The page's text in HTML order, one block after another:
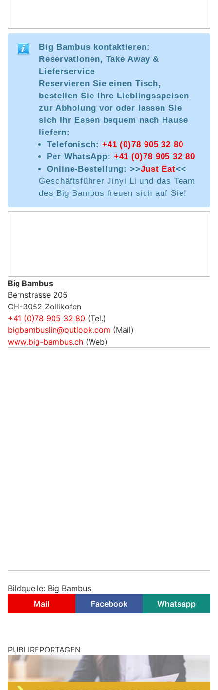
Big Bambus kontaktieren:
Reservationen, Take Away &
Lieferservice
Reservieren Sie einen Tisch,
bestellen Sie Ihre Lieblingsspeisen
zur Abholung vor oder lassen Sie
sich Ihr Essen bequem nach Hause
liefern:
Telefonisch: +41 (0)78 905 32 80
Per WhatsApp: +41 (0)78 905 32 80
Online-Bestellung: >>Just Eat<<
Geschäftsführer Jinyi Li und das Team
des Big Bambus freuen sich auf Sie!
Big Bambus
Bernstrasse 205
CH-3052 Zollikofen
+41 (0)78 905 32 80 (Tel.)
bigbambuslin@outlook.com (Mail)
www.big-bambus.ch (Web)
Bildquelle: Big Bambus
Mail
Facebook Whatsapp
PUBLIREPORTAGEN